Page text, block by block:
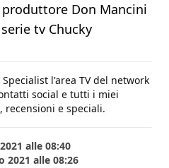
Don Mancini
tv Chucky
l'area TV del network
social e tutti i miei
e speciali.
alle 08:40
2021 alle 08:26